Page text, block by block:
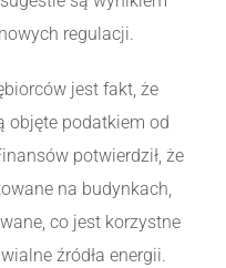
regulacji.
jest fakt, że
objęte podatkiem od
potwierdził, że
na budynkach,
co jest korzystne
źródła energii.